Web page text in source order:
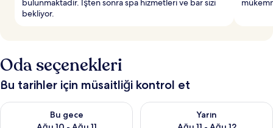
bekliyor.
Oda seçenekleri
Bu tarihler için müsaitliği kontrol et
Bu gece
Bu gece için müsaitliği kontrol et Ağu 10 - Ağu 11
Yarın
Yarın için müsaitliği kontrol et